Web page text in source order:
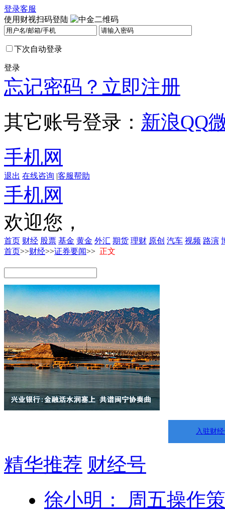
登录客服
使用财视扫码登陆
下次自动登录
登录
忘记密码？ 立即注册
其它账号登录： 新浪QQ
手机网
退出 在线咨询 |客服帮助
手机网
欢迎您，
首页 财经 股票 基金 黄金 外汇 期货 理财 原创 汽车 视频 路演
首页>>财经>>证券要闻>> 正文
入驻财
精华推荐 财经号
徐小明： 周五操作